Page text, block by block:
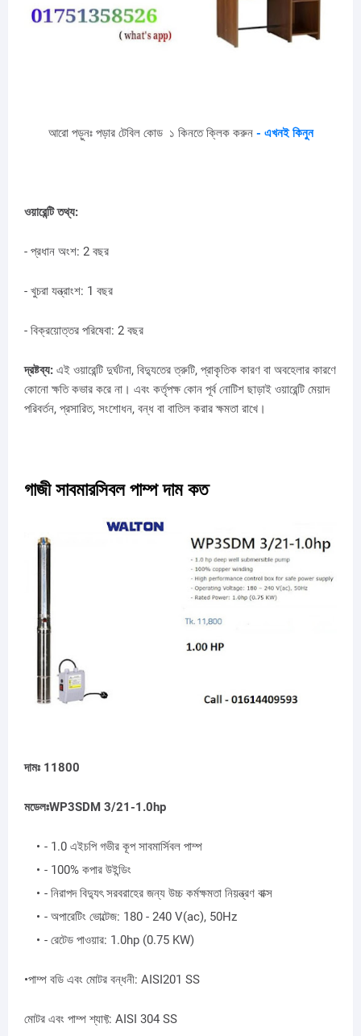
আরো পড়ুনঃ পড়ার টেবিল কোড ১ কিনতে ক্লিক করুন - এখনই কিনুন
ওয়ারেন্টি তথ্য:
- প্রধান অংশ: 2 বছর
- খুচরা যন্ত্রাংশ: 1 বছর
- বিক্রয়োত্তর পরিষেবা: 2 বছর
দ্রষ্টব্য: এই ওয়ারেন্টি দুর্ঘটনা, বিদ্যুতের ত্রুটি, প্রাকৃতিক কারণ বা অবহেলার কারণে
কোনো ক্ষতি কভার করে না। এবং কর্তৃপক্ষ কোন পূর্ব নোটিশ ছাড়াই ওয়ারেন্টি মেয়াদ
পরিবর্তন, প্রসারিত, সংশোধন, বন্ধ বা বাতিল করার ক্ষমতা রাখে।
গাজী সাবমারসিবল পাম্প দাম কত
দামঃ 11800
মডেলঃWP3SDM 3/21-1.0hp
- 1.0 এইচপি গভীর কূপ সাবমার্সিবল পাম্প
- 100% কপার উইন্ডিং
- নিরাপদ বিদ্যুৎ সরবরাহের জন্য উচ্চ কর্মক্ষমতা নিয়ন্ত্রণ বাক্স
- অপারেটিং ভোল্টেজ: 180 - 240 V(ac), 50Hz
- রেটেড পাওয়ার: 1.0hp (0.75 KW)
•পাম্প বডি এবং মোটর বন্ধনী: AISI201 SS
মোটর এবং পাম্প শ্যাফ্ট: AISI 304 SS